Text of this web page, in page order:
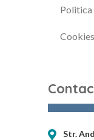
Cookies
Str.